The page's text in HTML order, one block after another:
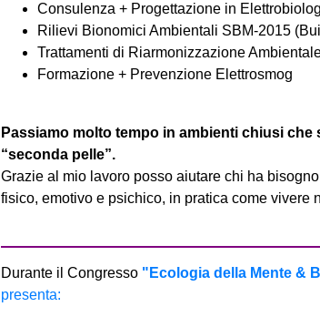
Consulenza + Progettazione in
Rilievi Bionomici Ambientali SBM-2015
Trattamenti di Riarmonizzazione
Formazione + Prevenzione Elettrosmog
Passiamo molto tempo in ambienti chiusi
“seconda pelle”.
Grazie al mio lavoro posso aiutare chi ha
fisico, emotivo e psichico, in pratica come vivere
Durante il Congresso "Ecologia della Mente &
presenta: